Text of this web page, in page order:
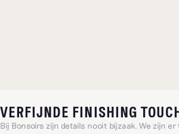
VERFIJNDE FINISHING
Bij Bonsoirs zijn details nooit bijzaak. We zijn